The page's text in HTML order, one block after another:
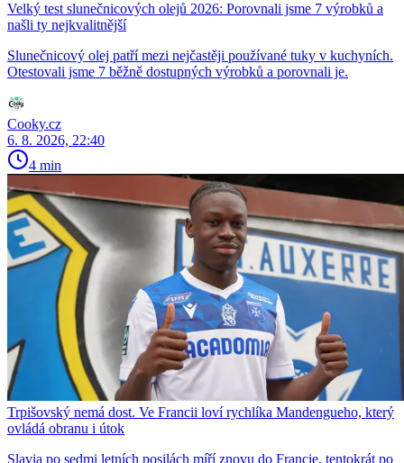
Velký test slunečnicových olejů 2026: Porovnali jsme 7 výrobků a
našli ty nejkvalitnější
Slunečnicový olej patří mezi nejčastěji používané tuky v kuchyních.
Otestovali jsme 7 běžně dostupných výrobků a porovnali je.
Cooky.cz
6. 8. 2026, 22:40
4 min
Trpišovský nemá dost. Ve Francii loví rychlíka Mandengueho, který
ovládá obranu i útok
Slavia po sedmi letních posilách míří znovu do Francie, tentokrát po